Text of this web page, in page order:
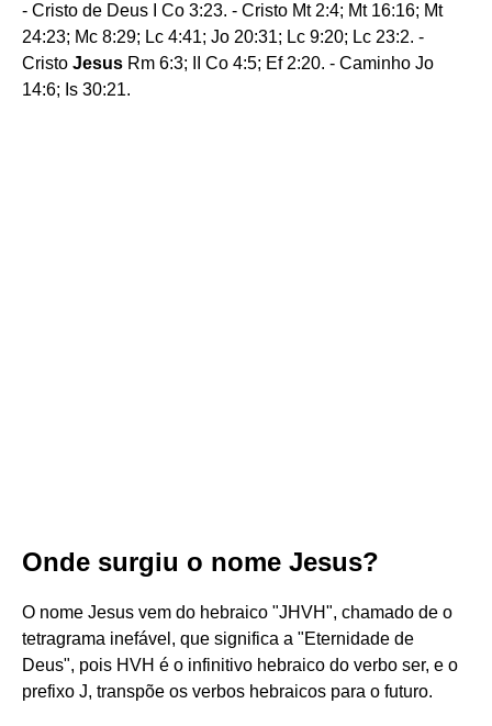
- Cristo de Deus I Co 3:23. - Cristo Mt 2:4; Mt 16:16; Mt
24:23; Mc 8:29; Lc 4:41; Jo 20:31; Lc 9:20; Lc 23:2. -
Cristo Jesus Rm 6:3; II Co 4:5; Ef 2:20. - Caminho Jo
14:6; Is 30:21.
Onde surgiu o nome Jesus?
O nome Jesus vem do hebraico "JHVH", chamado de o
tetragrama inefável, que significa a "Eternidade de
Deus", pois HVH é o infinitivo hebraico do verbo ser, e o
prefixo J, transpõe os verbos hebraicos para o futuro.